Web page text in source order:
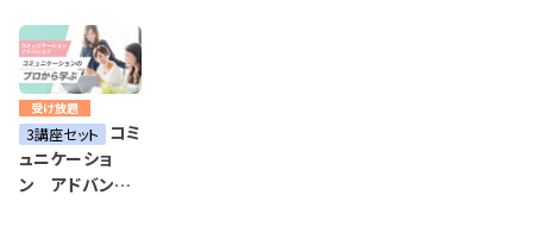
受け放題
3講座セット コミ
ュニケーショ
ン アドバンス